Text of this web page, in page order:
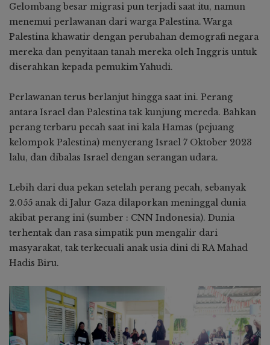
Gelombang besar migrasi pun terjadi saat itu, namun
menemui perlawanan dari warga Palestina. Warga
Palestina khawatir dengan perubahan demografi negara
mereka dan penyitaan tanah mereka oleh Inggris untuk
diserahkan kepada pemukim Yahudi.
Perlawanan terus berlanjut hingga saat ini. Perang
antara Israel dan Palestina tak kunjung mereda. Bahkan
perang terbaru pecah saat ini kala Hamas (pejuang
kelompok Palestina) menyerang Israel 7 Oktober 2023
lalu, dan dibalas Israel dengan serangan udara.
Lebih dari dua pekan setelah perang pecah, sebanyak
2.055 anak di Jalur Gaza dilaporkan meninggal dunia
akibat perang ini (sumber : CNN Indonesia). Dunia
terhentak dan rasa simpatik pun mengalir dari
masyarakat, tak terkecuali anak usia dini di RA Mahad
Hadis Biru.